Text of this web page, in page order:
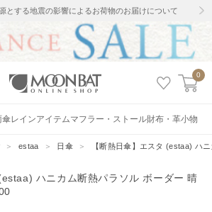
とする地震の影響によるお荷物のお届けについて
0
傘レインアイテムマフラー・ストール財布・革小物
＞estaa ＞ 日傘 ＞ 【断熱日傘】エスタ (estaa) ハ
ハニカム断熱パラソル ボーダー 晴